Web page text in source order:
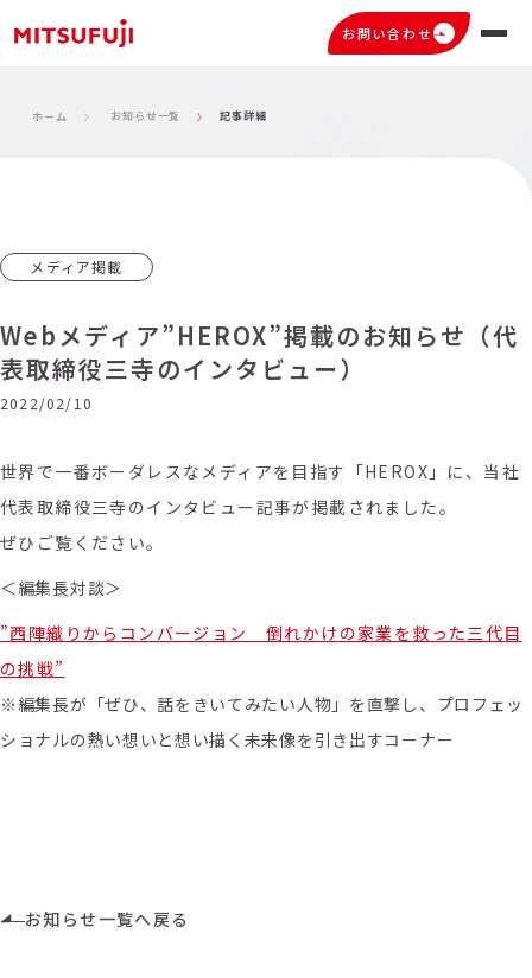
お問い合わせ
ホーム お知らせ一覧 記事詳細
メディア掲載
Webメディア”HEROX”掲載のお知らせ（代
表取締役三寺のインタビュー）
2022/02/10
世界で一番ボーダレスなメディアを目指す「HEROX」に、当社
代表取締役三寺のインタビュー記事が掲載されました。
ぜひご覧ください。
＜編集長対談＞
”西陣織りからコンバージョン 倒れかけの家業を救った三代目
の挑戦”
※編集長が「ぜひ、話をきいてみたい人物」を直撃し、プロフェッ
ショナルの熱い想いと想い描く未来像を引き出すコーナー
お知らせ一覧へ戻る